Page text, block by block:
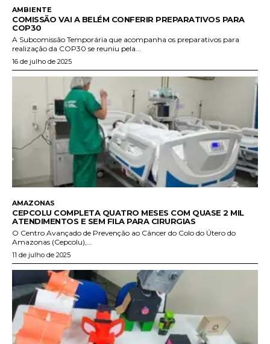
AMBIENTE
COMISSÃO VAI A BELÉM CONFERIR PREPARATIVOS PARA
COP30
A Subcomissão Temporária que acompanha os preparativos para
realização da COP30 se reuniu pela...
16 de julho de 2025
AMAZONAS
CEPCOLU COMPLETA QUATRO MESES COM QUASE 2 MIL
ATENDIMENTOS E SEM FILA PARA CIRURGIAS
O Centro Avançado de Prevenção ao Câncer do Colo do Útero do
Amazonas (Cepcolu),...
11 de julho de 2025